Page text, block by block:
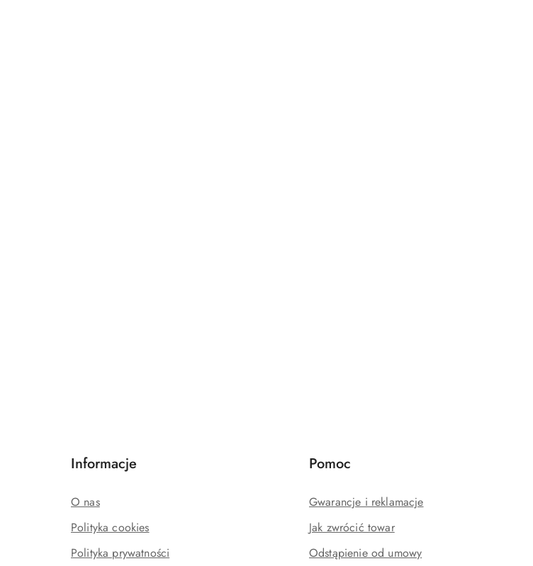
Informacje
O nas
Polityka cookies
Polityka prywatności
Pomoc
Gwarancje i reklamacje
Jak zwrócić towar
Odstąpienie od umowy